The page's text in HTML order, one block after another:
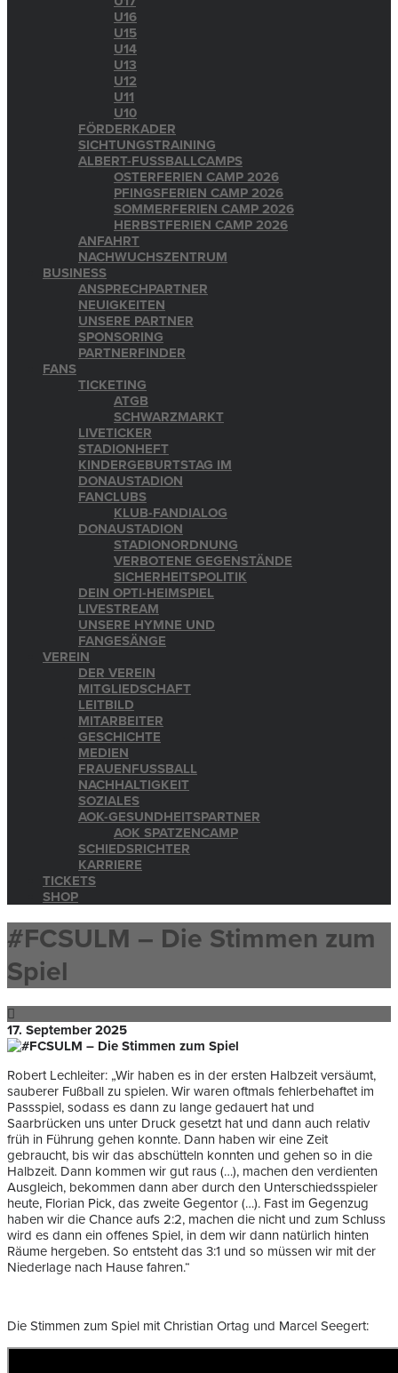
U16
U15
U14
U13
U12
U11
U10
FÖRDERKADER
SICHTUNGSTRAINING
ALBERT-FUSSBALLCAMPS
OSTERFERIEN CAMP 2026
PFINGSFERIEN CAMP 2026
SOMMERFERIEN CAMP 2026
HERBSTFERIEN CAMP 2026
ANFAHRT
NACHWUCHSZENTRUM
BUSINESS
ANSPRECHPARTNER
NEUIGKEITEN
UNSERE PARTNER
SPONSORING
PARTNERFINDER
FANS
TICKETING
ATGB
SCHWARZMARKT
LIVETICKER
STADIONHEFT
KINDERGEBURTSTAG IM
DONAUSTADION
FANCLUBS
KLUB-FANDIALOG
DONAUSTADION
STADIONORDNUNG
VERBOTENE GEGENSTÄNDE
SICHERHEITSPOLITIK
DEIN OPTI-HEIMSPIEL
LIVESTREAM
UNSERE HYMNE UND
FANGESÄNGE
VEREIN
DER VEREIN
MITGLIEDSCHAFT
LEITBILD
MITARBEITER
GESCHICHTE
MEDIEN
FRAUENFUSSBALL
NACHHALTIGKEIT
SOZIALES
AOK-GESUNDHEITSPARTNER
AOK SPATZENCAMP
SCHIEDSRICHTER
KARRIERE
TICKETS
SHOP
#FCSULM – Die Stimmen zum
Spiel
17. September 2025
Robert Lechleiter: „Wir haben es in der ersten Halbzeit versäumt,
sauberer Fußball zu spielen. Wir waren oftmals fehlerbehaftet im
Passspiel, sodass es dann zu lange gedauert hat und
Saarbrücken uns unter Druck gesetzt hat und dann auch relativ
früh in Führung gehen konnte. Dann haben wir eine Zeit
gebraucht, bis wir das abschütteln konnten und gehen so in die
Halbzeit. Dann kommen wir gut raus (…), machen den verdienten
Ausgleich, bekommen dann aber durch den Unterschiedsspieler
heute, Florian Pick, das zweite Gegentor (…). Fast im Gegenzug
haben wir die Chance aufs 2:2, machen die nicht und zum Schluss
wird es dann ein offenes Spiel, in dem wir dann natürlich hinten
Räume hergeben. So entsteht das 3:1 und so müssen wir mit der
Niederlage nach Hause fahren.“
Die Stimmen zum Spiel mit Christian Ortag und Marcel Seegert: